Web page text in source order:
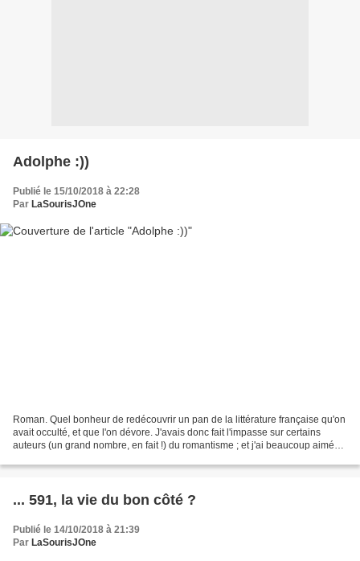
Adolphe :))
Publié le 15/10/2018 à 22:28
Par LaSourisJOne
Roman. Quel bonheur de redécouvrir un pan de la littérature française qu'on
avait occulté, et que l'on dévore. J'avais donc fait l'impasse sur certains
auteurs (un grand nombre, en fait !) du romantisme ; et j'ai beaucoup aimé
... 591, la vie du bon côté ?
Publié le 14/10/2018 à 21:39
Par LaSourisJOne